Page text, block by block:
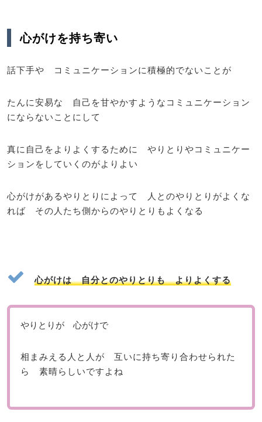
心がけを持ち寄い
話下手や コミュニケーションに積極的でないことが
たんに安易な 自己を甘やかすようなコミュニケーション
にならないことにして
真に自己をよりよくするために やりとりやコミュニケー
ションをしていくのがよりよい
心がけがあるやりとりによって 人とのやりとりがよくな
れば その人たち側からのやりとりもよくなる
心がけは 自分とのやりとりも よりよくする
やりとりが 心がけで
相まみえる人と人が 互いに持ち寄り合わせられた
ら 素晴らしいですよね